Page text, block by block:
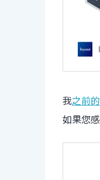
我之前
如果您